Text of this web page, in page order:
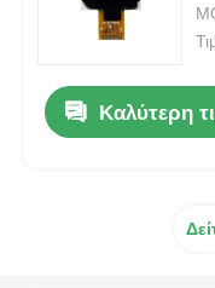
Καλύτερη